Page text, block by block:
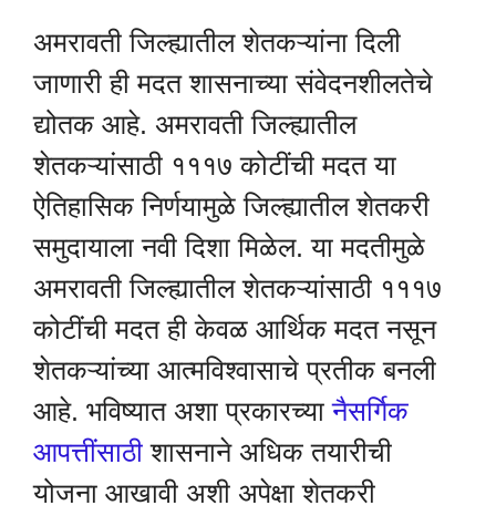
अमरावती जिल्ह्यातील शेतकऱ्यांना दिली
जाणारी ही मदत शासनाच्या संवेदनशीलतेचे
द्योतक आहे. अमरावती जिल्ह्यातील
शेतकऱ्यांसाठी १११७ कोटींची मदत या
ऐतिहासिक निर्णयामुळे जिल्ह्यातील शेतकरी
समुदायाला नवी दिशा मिळेल. या मदतीमुळे
अमरावती जिल्ह्यातील शेतकऱ्यांसाठी १११७
कोटींची मदत ही केवळ आर्थिक मदत नसून
शेतकऱ्यांच्या आत्मविश्वासाचे प्रतीक बनली
आहे. भविष्यात अशा प्रकारच्यानैसर्गिक
आपत्तींसाठी शासनाने अधिक तयारीची
योजना आखावी अशी अपेक्षा शेतकरी